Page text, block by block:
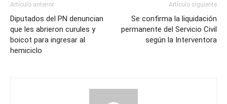
Artículo anterior
Diputados del PN denuncian
que les abrieron curules y
boicot para ingresar al
hemiciclo
Artículo siguiente
Se confirma la liquidación
permanente del Servicio Civil
según la Interventora